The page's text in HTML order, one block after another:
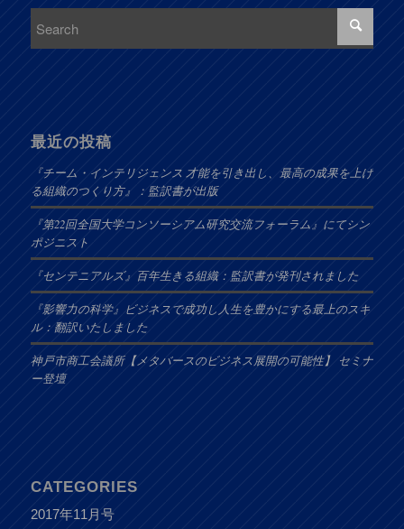
最近の投稿
『チーム・インテリジェンス 才能を引き出し、最高の成果を上げ
る組織のつくり方』：監訳書が出版
『第22回全国大学コンソーシアム研究交流フォーラム』にてシン
ポジニスト
『センテニアルズ』百年生きる組織：監訳書が発刊されました
『影響力の科学』ビジネスで成功し人生を豊かにする最上のスキ
ル：翻訳いたしました
神戸市商工会議所【メタバースのビジネス展開の可能性】 セミナ
ー登壇
CATEGORIES
2017年11月号